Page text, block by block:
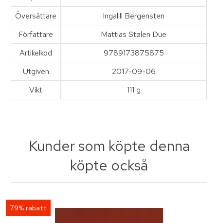
Översättare
Ingalill Bergensten
Författare
Mattias Stølen Due
Artikelkod
9789173875875
Utgiven
2017-09-06
Vikt
111 g
Kunder som köpte denna
köpte också
79% rabatt